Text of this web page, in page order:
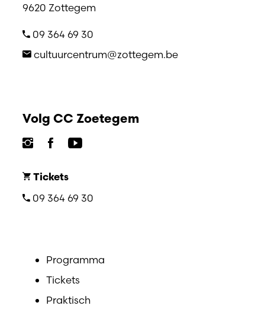
9620 Zottegem
09 364 69 30
cultuurcentrum@zottegem.be
Volg CC Zoetegem
Tickets
09 364 69 30
Programma
Tickets
Praktisch